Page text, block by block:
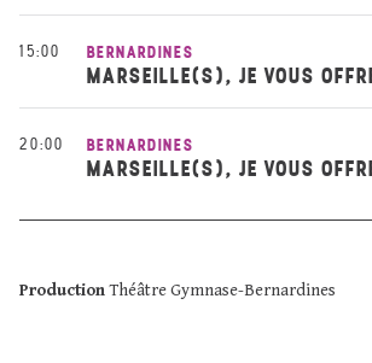
15:00 BERNARDINES
MARSEILLE(S), JE VOUS
20:00 BERNARDINES
MARSEILLE(S), JE VOUS
ProductionThéâtre Gymnase-Bernardines